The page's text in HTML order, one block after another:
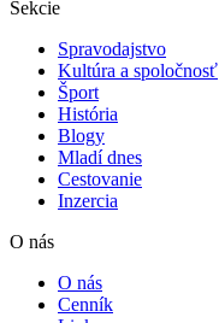
Sekcie
Spravodajstvo
Kultúra a spoločnosť
Šport
História
Blogy
Mladí dnes
Cestovanie
Inzercia
O nás
O nás
Cenník